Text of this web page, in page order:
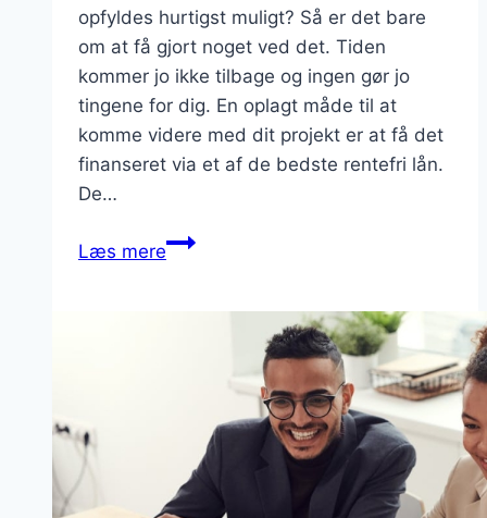
opfyldes hurtigst muligt? Så er det bare
om at få gjort noget ved det. Tiden
kommer jo ikke tilbage og ingen gør jo
tingene for dig. En oplagt måde til at
komme videre med dit projekt er at få det
finanseret via et af de bedste rentefri lån.
De…
Læs mereVælg
din
drøm